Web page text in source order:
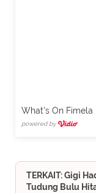
What's On Fimela
powered by
TERKAIT: Gigi
Tudung Bulu